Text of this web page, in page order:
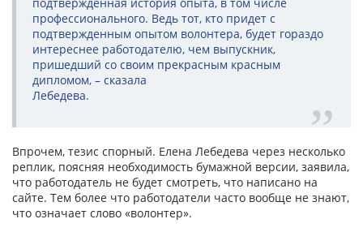
профессионального. Ведь тот, кто придет с
подтвержденным опытом волонтера, будет гораздо
интереснее работодателю, чем выпускник,
пришедший со своим прекрасным красным
дипломом, – сказала
Лебедева.
Впрочем, тезис спорный. Елена Лебедева через несколько
реплик, поясняя необходимость бумажной версии, заявила,
что работодатель не будет смотреть, что написано на
сайте. Тем более что работодатели часто вообще не знают,
что означает слово «волонтер».